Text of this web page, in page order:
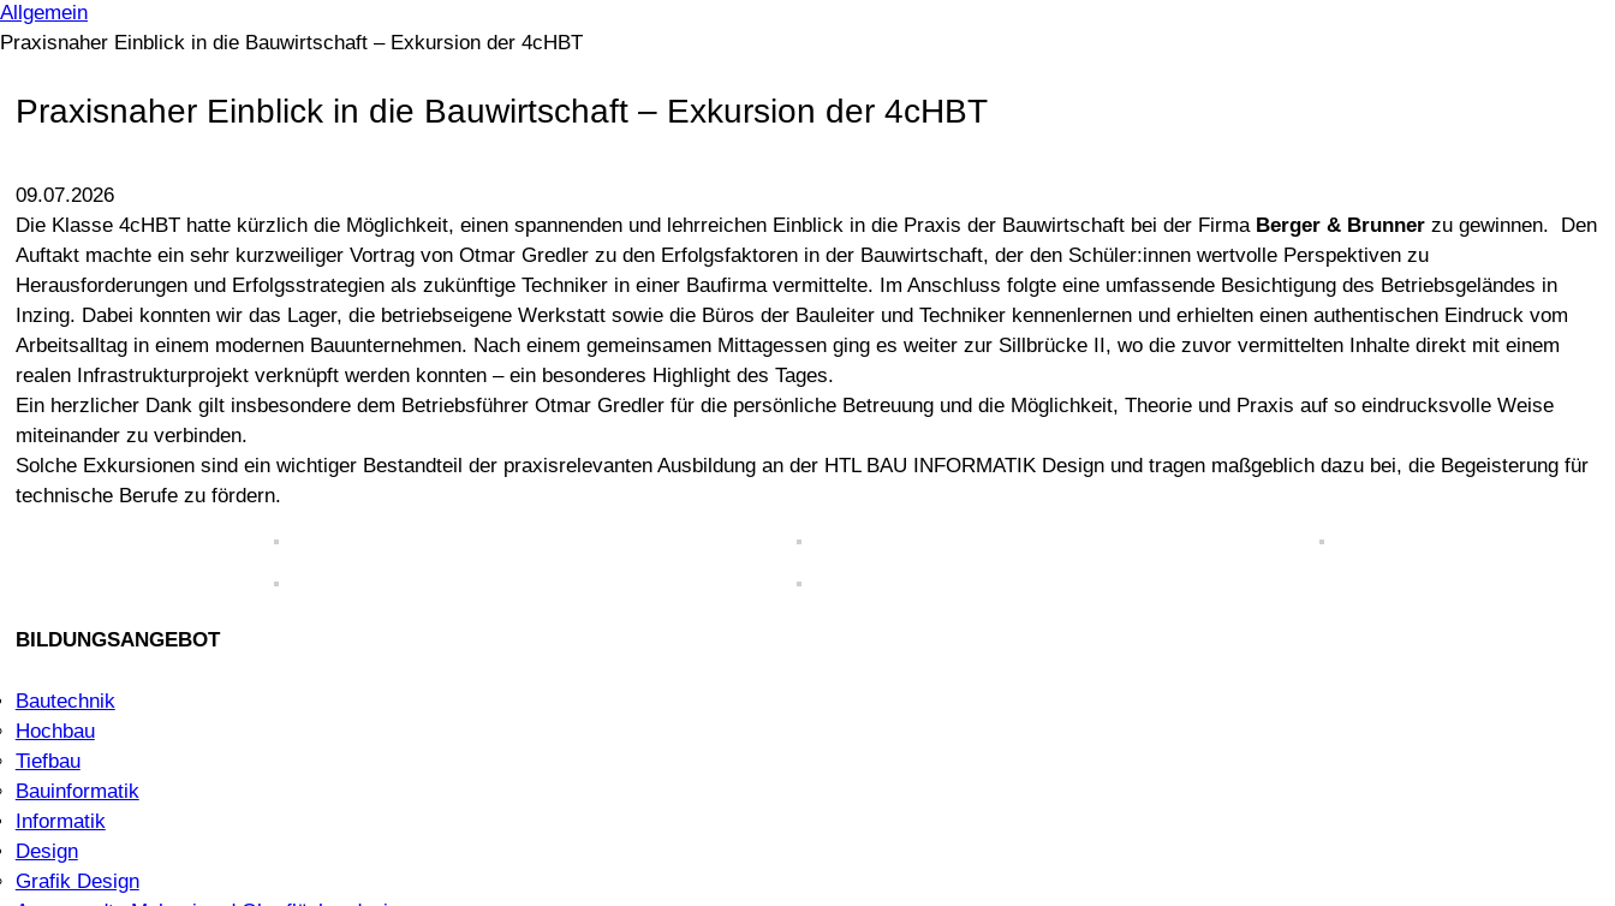
Allgemein
Praxisnaher Einblick in die Bauwirtschaft – Exkursion der 4cHBT
Praxisnaher Einblick in die Bauwirtschaft – Exkursion der 4cHBT
09.07.2026
Die Klasse 4cHBT hatte kürzlich die Möglichkeit, einen spannenden und lehrreichen Einblick in die Praxis der Bauwirtschaft bei der Firma Berger & Brunnerzu gewinnen. Den
Auftakt machte ein sehr kurzweiliger Vortrag von Otmar Gredler zu den Erfolgsfaktoren in der Bauwirtschaft, der den Schüler:innen wertvolle Perspektiven zu
Herausforderungen und Erfolgsstrategien als zukünftige Techniker in einer Baufirma vermittelte. Im Anschluss folgte eine umfassende Besichtigung des Betriebsgeländes in
Inzing. Dabei konnten wir das Lager, die betriebseigene Werkstatt sowie die Büros der Bauleiter und Techniker kennenlernen und erhielten einen authentischen Eindruck vom
Arbeitsalltag in einem modernen Bauunternehmen. Nach einem gemeinsamen Mittagessen ging es weiter zur Sillbrücke II, wo die zuvor vermittelten Inhalte direkt mit einem
realen Infrastrukturprojekt verknüpft werden konnten – ein besonderes Highlight des Tages.
Ein herzlicher Dank gilt insbesondere dem Betriebsführer Otmar Gredler für die persönliche Betreuung und die Möglichkeit, Theorie und Praxis auf so eindrucksvolle Weise
miteinander zu verbinden.
Solche Exkursionen sind ein wichtiger Bestandteil der praxisrelevanten Ausbildung an der HTL BAU INFORMATIK Design und tragen maßgeblich dazu bei, die Begeisterung für
technische Berufe zu fördern.
BILDUNGSANGEBOT
Bautechnik
Hochbau
Tiefbau
Bauinformatik
Informatik
Design
Grafik Design